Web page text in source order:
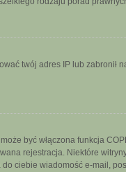
twój adres IP lub
być włączona funkcja
rejestracja. Niektóre
ciebie wiadomość e-mail,